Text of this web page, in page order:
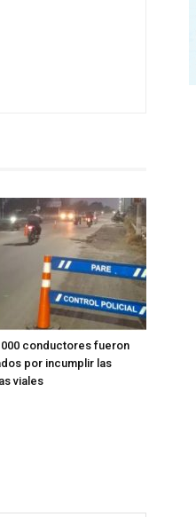
conductores fueron
por incumplir las
viales